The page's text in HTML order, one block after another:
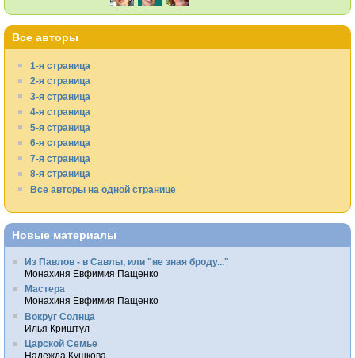
Все авторы
1-я страница
2-я страница
3-я страница
4-я страница
5-я страница
6-я страница
7-я страница
8-я страница
Все авторы на одной странице
Новые материалы
Из Павлов - в Савлы, или "не зная броду..."
Монахиня Евфимия Пащенко
Мастера
Монахиня Евфимия Пащенко
Вокруг Солнца
Илья Криштул
Царской Семье
Надежда Кушкова